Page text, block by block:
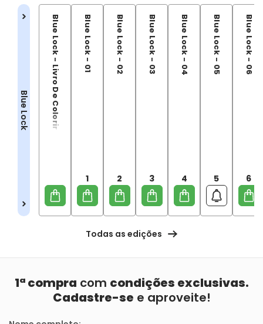
Blue Lock Blue Lock - Livro De Colorir Blue Lock - 01
1
Blue Lock - 02
2
Blue Lock - 03
3
Blue Lock - 04
4
Blue Lock - 05
5
Blue Lock - 06
6
Todas as edições